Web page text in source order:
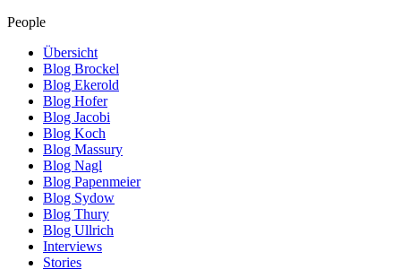
People
Übersicht
Blog Brockel
Blog Ekerold
Blog Hofer
Blog Jacobi
Blog Koch
Blog Massury
Blog Nagl
Blog Papenmeier
Blog Sydow
Blog Thury
Blog Ullrich
Interviews
Stories